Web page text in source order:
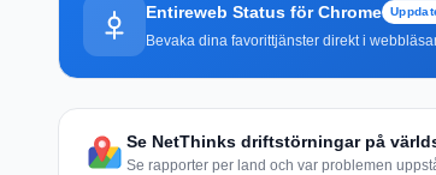
Entireweb Status för Chrome
Bevaka dina favorittjänster direkt i
Se NetThinks driftstörningar på
Se rapporter per land och var problemen